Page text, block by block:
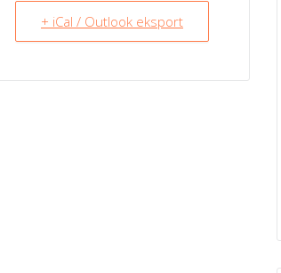
+ iCal / Outlook eksport